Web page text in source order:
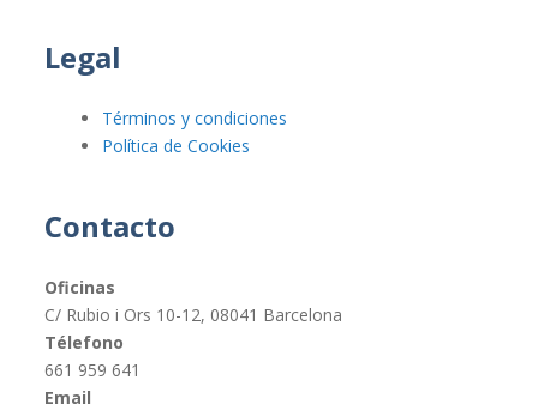
Legal
Términos y condiciones
Política de Cookies
Contacto
Oficinas
C/ Rubio i Ors 10-12, 08041 Barcelona
Télefono
661 959 641
Email